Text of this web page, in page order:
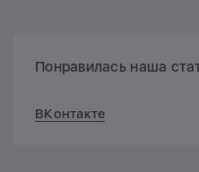
Понравилась наша
ВКонтакте